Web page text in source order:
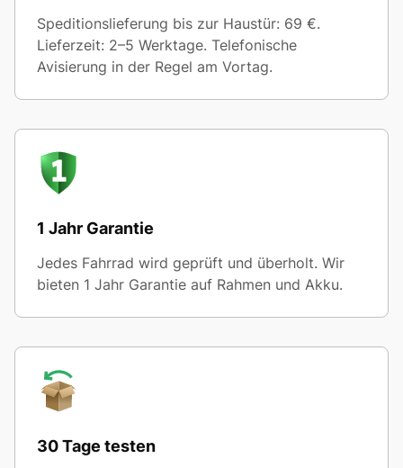
Speditionslieferung bis zur Haustür: 69 €.
Lieferzeit: 2–5 Werktage. Telefonische
Avisierung in der Regel am Vortag.
1 Jahr Garantie
Jedes Fahrrad wird geprüft und überholt. Wir
bieten 1 Jahr Garantie auf Rahmen und Akku.
30 Tage testen